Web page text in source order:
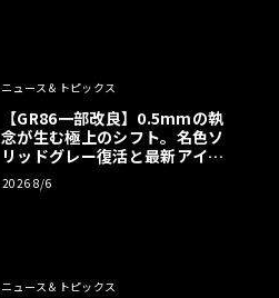
ニュース＆トピックス
【GR86一部改良】0.5mmの執
念が生む極上のシフト。名色ソ
リッドグレー復活と最新アイサ
イトでFRの極みへ
2026 8/6
ニュース＆トピックス